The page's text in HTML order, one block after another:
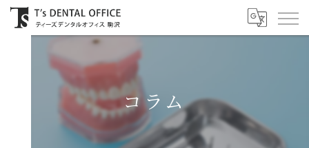
コラム